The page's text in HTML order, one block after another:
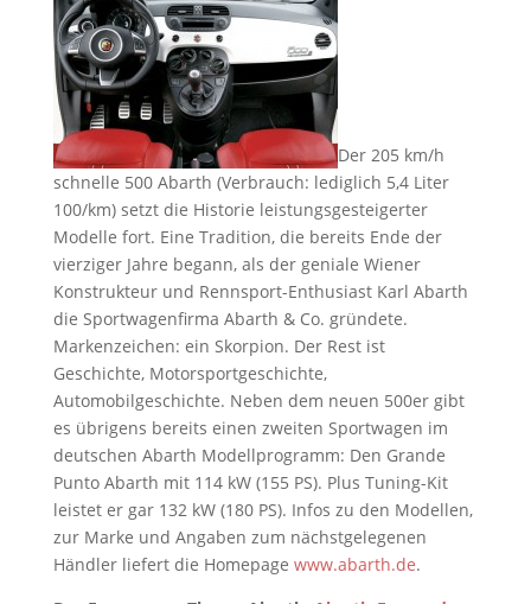
Der 205 km/h
schnelle 500 Abarth (Verbrauch: lediglich 5,4 Liter
100/km) setzt die Historie leistungsgesteigerter
Modelle fort. Eine Tradition, die bereits Ende der
vierziger Jahre begann, als der geniale Wiener
Konstrukteur und Rennsport-Enthusiast Karl Abarth
die Sportwagenfirma Abarth & Co. gründete.
Markenzeichen: ein Skorpion. Der Rest ist
Geschichte, Motorsportgeschichte,
Automobilgeschichte. Neben dem neuen 500er gibt
es übrigens bereits einen zweiten Sportwagen im
deutschen Abarth Modellprogramm: Den Grande
Punto Abarth mit 114 kW (155 PS). Plus Tuning-Kit
leistet er gar 132 kW (180 PS). Infos zu den Modellen,
zur Marke und Angaben zum nächstgelegenen
Händler liefert die Homepage www.abarth.de.